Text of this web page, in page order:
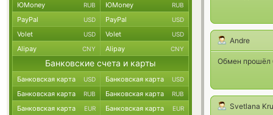
Andre
Обмен прошёл
Svetlana
ЮMoney RUB ЮMoney RUB
PayPal USD PayPal USD
Volet USD Volet USD
Alipay CNY Alipay CNY
Банковские счета и карты
Банковская карта USD Банковская карта USD
Банковская карта RUB Банковская карта RUB
Банковская карта EUR Банковская карта EUR